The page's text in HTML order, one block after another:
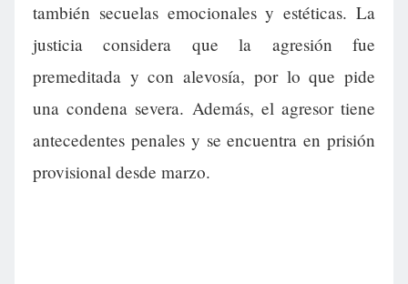
también secuelas emocionales y estéticas. La
justicia considera que la agresión fue
premeditada y con alevosía, por lo que pide
una condena severa. Además, el agresor tiene
antecedentes penales y se encuentra en prisión
provisional desde marzo.